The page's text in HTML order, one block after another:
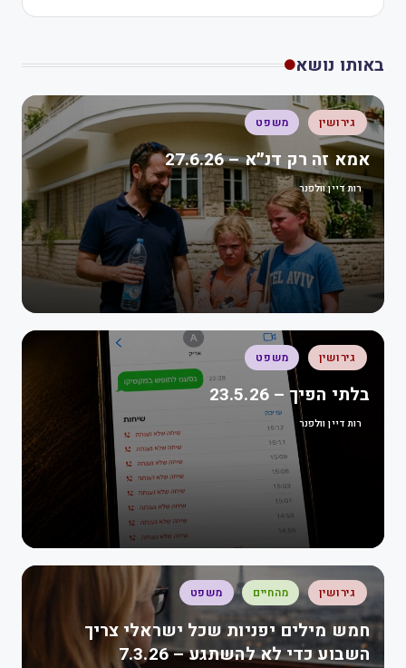
באותו נושא
גירושין משפט
אמא זה רק דנ״א – 27.6.26
רות דיין וולפנר
גירושין משפט
בלתי הפיך – 23.5.26
רות דיין וולפנר
גירושין מהחיים משפט
חמש מילים יפניות שכל ישראלי צריך
השבוע כדי לא להשתגע – 7.3.26